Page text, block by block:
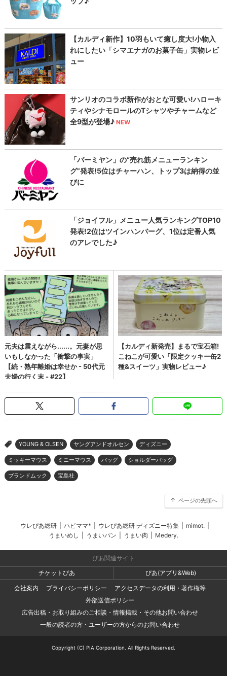
> YOUNG & OLSEN ヤングアンドオルセン ディズニー
ミッキーマウス ミニーマウス バッグ ショルダーバッグ
ブランドムック 宝島社
ページの先頭へ
ウレぴあ総研 ハピママ* ウレぴあ総研 ディズニー特集 mimot.
うまいめし
うまいパン うまい肉 Medery.
ぴあ関連サイト
チケットぴあ
ぴあ(アプリ&Web)
会社案内
プライバシーポリシー
アクセスデータの利用・著作権等
外部送信ポリシー
広告出稿・お取り組みのご相談・情報掲載・その他お問い合わせ
一般の読者の方・ユーザーの方からのお問い合わせ
Copyright (C) PIA Corporation. All Rights Reserved.